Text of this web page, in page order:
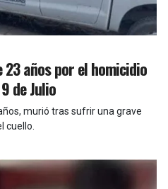
años por el homicidio
de Julio
murió tras sufrir una grave
cuello.